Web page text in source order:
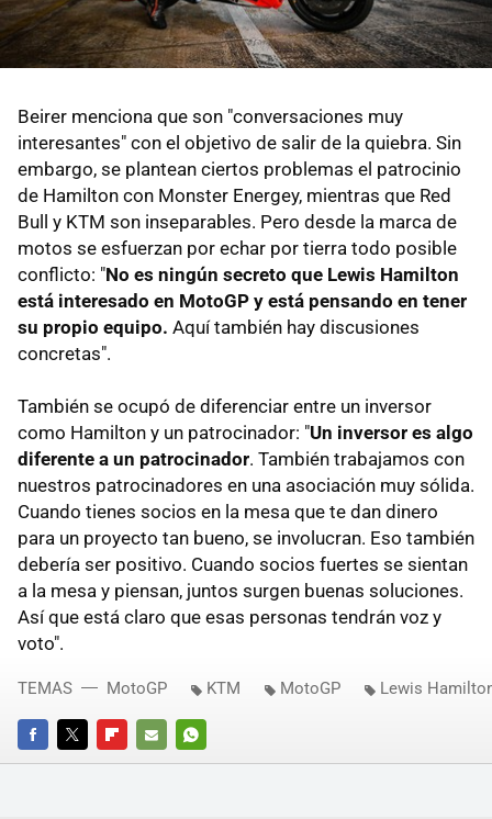
Beirer menciona que son "conversaciones muy
interesantes" con el objetivo de salir de la quiebra. Sin
embargo, se plantean ciertos problemas el patrocinio
de Hamilton con Monster Energey, mientras que Red
Bull y KTM son inseparables. Pero desde la marca de
motos se esfuerzan por echar por tierra todo posible
conflicto: "No es ningún secreto que Lewis Hamilton
está interesado en MotoGP y está pensando en tener
su propio equipo. Aquí también hay discusiones
concretas".
También se ocupó de diferenciar entre un inversor
como Hamilton y un patrocinador: "Un inversor es algo
diferente a un patrocinador. También trabajamos con
nuestros patrocinadores en una asociación muy sólida.
Cuando tienes socios en la mesa que te dan dinero
para un proyecto tan bueno, se involucran. Eso también
debería ser positivo. Cuando socios fuertes se sientan
a la mesa y piensan, juntos surgen buenas soluciones.
Así que está claro que esas personas tendrán voz y
voto".
FACEBOOKTWITTERFLIPBOARD
E-
WHATSAPP
TEMAS MotoGP KTM MotoGP Lewis